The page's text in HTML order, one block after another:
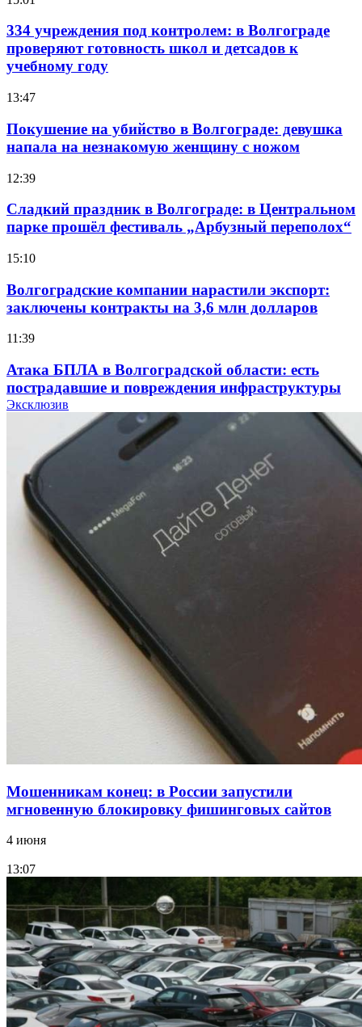
334 учреждения под контролем: в Волгограде
проверяют готовность школ и детсадов к
учебному году
13:47
Покушение на убийство в Волгограде: девушка
напала на незнакомую женщину с ножом
12:39
Сладкий праздник в Волгограде: в Центральном
парке прошёл фестиваль „Арбузный переполох“
15:10
Волгоградские компании нарастили экспорт:
заключены контракты на 3,6 млн долларов
11:39
Атака БПЛА в Волгоградской области: есть
пострадавшие и повреждения инфраструктуры
Волгоградские вузы в топе зарплатного
рейтинга: ВолгГТУ и ВолгГМУ вошли в топ‑15
для химической отрасли и фармацевтики
18:39
В Красноармейском районе Волгограда стартует
конкурс на ремонт моста через Волго‑Донской
судоходный канал
Фестиваль #ТриЧетыре в Волгограде пройдёт
11–13 сентября в рамках Года единства народов
Эксклюзив
Мошенникам конец: в России запустили
мгновенную блокировку фишинговых сайтов
4 июня
13:07